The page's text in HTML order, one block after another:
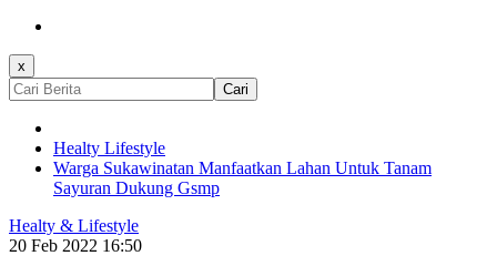
x
Cari
Healty Lifestyle
Warga Sukawinatan Manfaatkan Lahan Untuk Tanam
Sayuran Dukung Gsmp
Healty & Lifestyle
20 Feb 2022 16:50